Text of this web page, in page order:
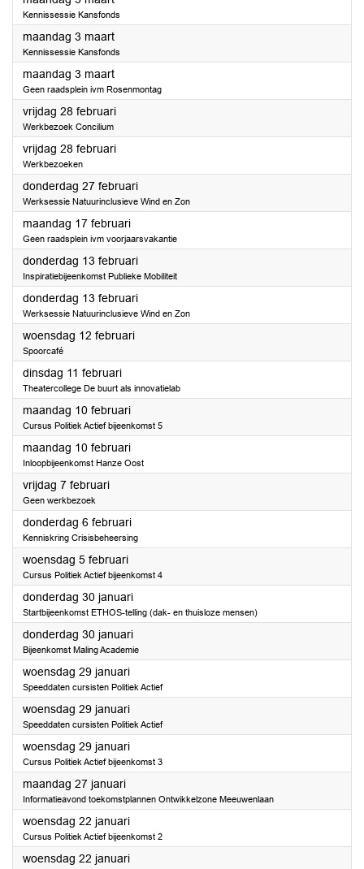
Kennissessie Kansfonds
maandag 3 maart2025
Kennissessie Kansfonds
maandag 3 maart2025
Geen raadsplein ivm Rosenmontag
vrijdag 28 februari2025
Werkbezoek Concilium
vrijdag 28 februari2025
Werkbezoeken
donderdag 27 februari2025
Werksessie Natuurinclusieve Wind en Zon
maandag 17 februari2025
Geen raadsplein ivm voorjaarsvakantie
donderdag 13 februari2025
Inspiratiebijeenkomst Publieke Mobiliteit
donderdag 13 februari2025
Werksessie Natuurinclusieve Wind en Zon
woensdag 12 februari2025
Spoorcafé
dinsdag 11 februari2025
Theatercollege De buurt als innovatielab
maandag 10 februari2025
Cursus Politiek Actief bijeenkomst 5
maandag 10 februari2025
Inloopbijeenkomst Hanze Oost
vrijdag 7 februari2025
Geen werkbezoek
donderdag 6 februari2025
Kenniskring Crisisbeheersing
woensdag 5 februari2025
Cursus Politiek Actief bijeenkomst 4
donderdag 30 januari2025
Startbijeenkomst ETHOS-telling (dak- en thuisloze mensen)
donderdag 30 januari2025
Bijeenkomst Maling Academie
woensdag 29 januari2025
Speeddaten cursisten Politiek Actief
woensdag 29 januari2025
Speeddaten cursisten Politiek Actief
woensdag 29 januari2025
Cursus Politiek Actief bijeenkomst 3
maandag 27 januari2025
Informatieavond toekomstplannen Ontwikkelzone Meeuwenlaan
woensdag 22 januari2025
Cursus Politiek Actief bijeenkomst 2
woensdag 22 januari2025